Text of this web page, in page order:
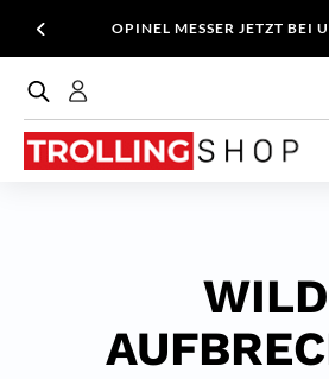
OPINEL MESSER JETZT BEI
WILD